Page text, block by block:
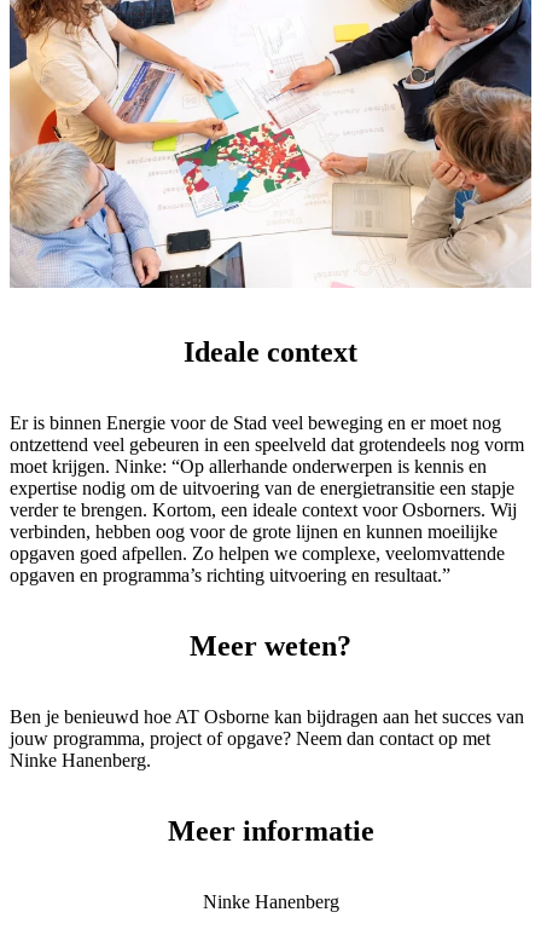
Ideale context
Er is binnen Energie voor de Stad veel beweging en er moet nog
ontzettend veel gebeuren in een speelveld dat grotendeels nog vorm
moet krijgen. Ninke: “Op allerhande onderwerpen is kennis en
expertise nodig om de uitvoering van de energietransitie een stapje
verder te brengen. Kortom, een ideale context voor Osborners. Wij
verbinden, hebben oog voor de grote lijnen en kunnen moeilijke
opgaven goed afpellen. Zo helpen we complexe, veelomvattende
opgaven en programma’s richting uitvoering en resultaat.”
Meer weten?
Ben je benieuwd hoe AT Osborne kan bijdragen aan het succes van
jouw programma, project of opgave? Neem dan contact op met
Ninke Hanenberg.
Meer informatie
Ninke Hanenberg